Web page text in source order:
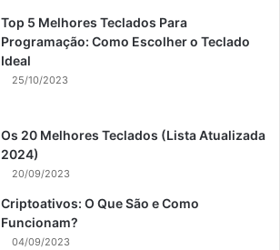
Top 5 Melhores Teclados Para
Programação: Como Escolher o Teclado
Ideal
25/10/2023
Os 20 Melhores Teclados (Lista Atualizada
2024)
20/09/2023
Criptoativos: O Que São e Como
Funcionam?
04/09/2023